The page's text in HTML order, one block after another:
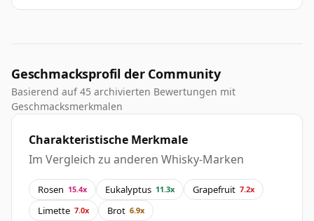
Geschmacksprofil der Community
Basierend auf 45 archivierten Bewertungen mit
Geschmacksmerkmalen
Charakteristische Merkmale
Im Vergleich zu anderen Whisky-Marken
Rosen 15.4x Eukalyptus 11.3x Grapefruit 7.2x
Limette 7.0x Brot 6.9x